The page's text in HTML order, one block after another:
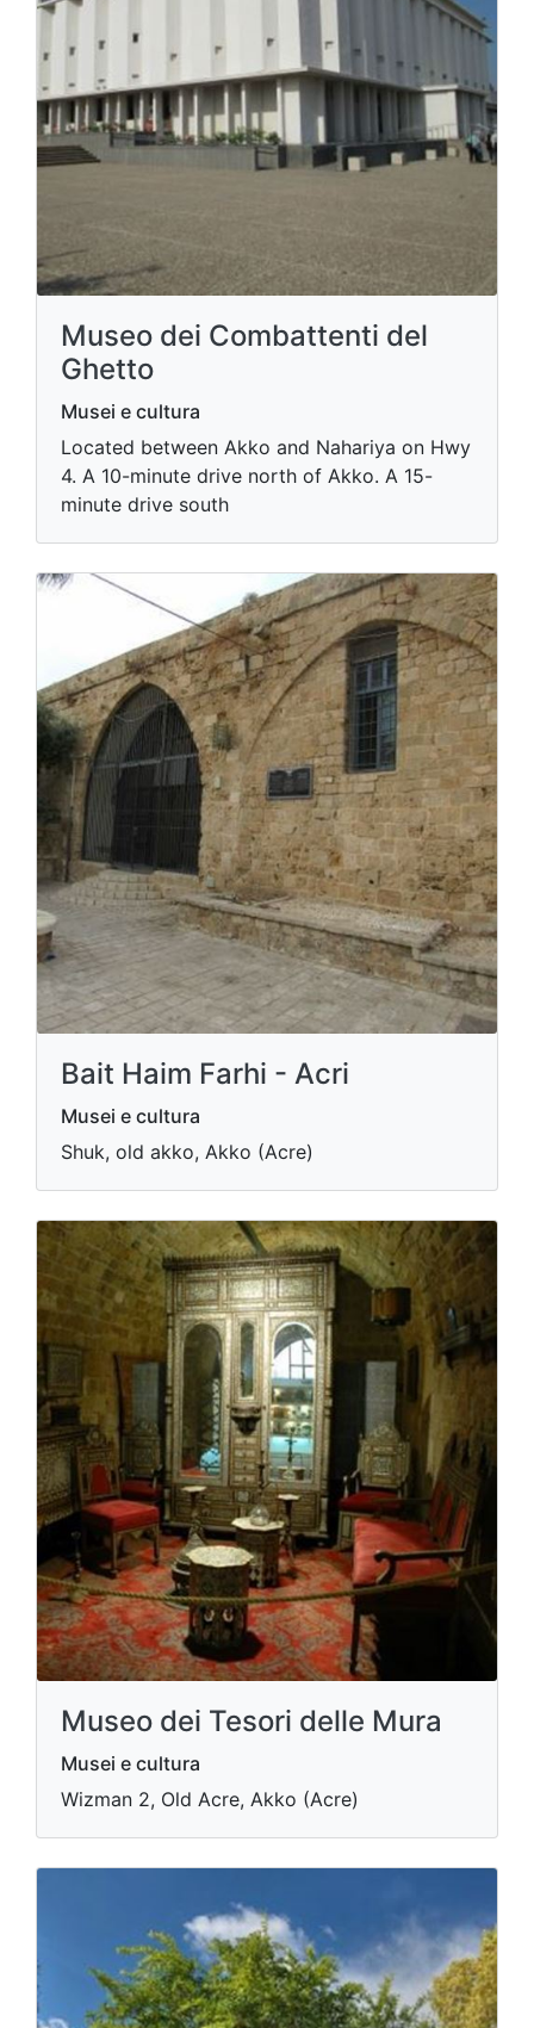
Museo dei Combattenti del
Ghetto
Musei e cultura
Located between Akko and Nahariya on Hwy
4. A 10-minute drive north of Akko. A 15-
minute drive south
Bait Haim Farhi - Acri
Musei e cultura
Shuk, old akko, Akko (Acre)
Museo dei Tesori delle Mura
Musei e cultura
Wizman 2, Old Acre, Akko (Acre)